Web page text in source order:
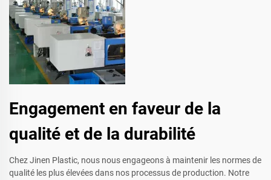
Engagement en faveur de la
qualité et de la durabilité
Chez Jinen Plastic, nous nous engageons à maintenir les normes de
qualité les plus élevées dans nos processus de production. Notre